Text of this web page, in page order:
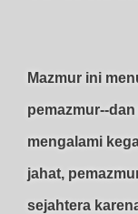
Mazmur ini
pemazmur--
mengalami
jahat,
sejahtera